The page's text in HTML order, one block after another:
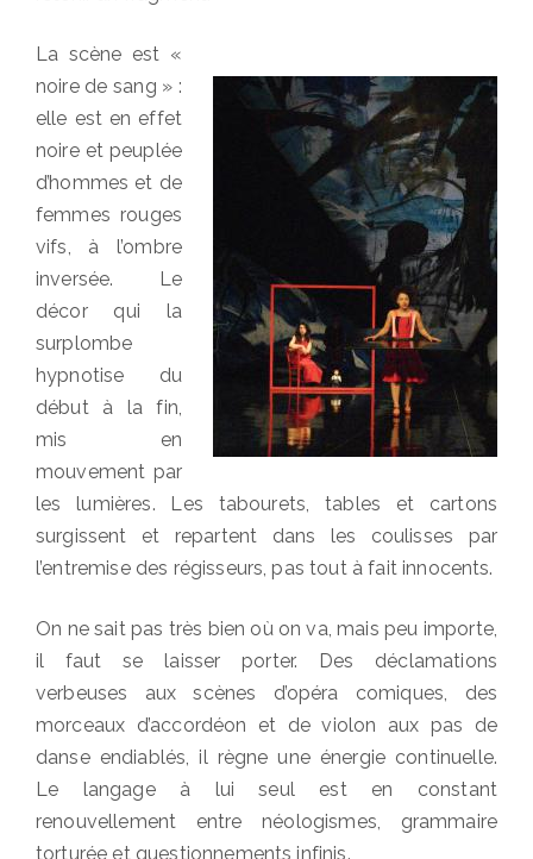
La scène est «
noire de sang » :
elle est en effet
noire et peuplée
d’hommes et de
femmes rouges
vifs, à l’ombre
inversée. Le
décor qui la
surplombe
hypnotise du
début à la fin,
mis en
mouvement par
les lumières. Les tabourets, tables et cartons
surgissent et repartent dans les coulisses par
l’entremise des régisseurs, pas tout à fait innocents.
On ne sait pas très bien où on va, mais peu importe,
il faut se laisser porter. Des déclamations
verbeuses aux scènes d’opéra comiques, des
morceaux d’accordéon et de violon aux pas de
danse endiablés, il règne une énergie continuelle.
Le langage à lui seul est en constant
renouvellement entre néologismes, grammaire
torturée et questionnements infinis.